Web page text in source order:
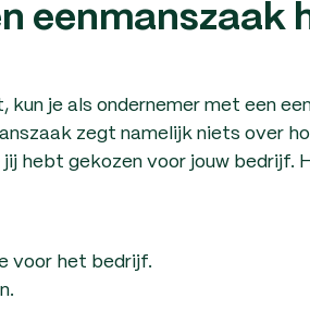
eenmanszaak
kun je als ondernemer met een
zegt namelijk niets over
hebt gekozen voor jouw bedrijf.
voor het bedrijf.